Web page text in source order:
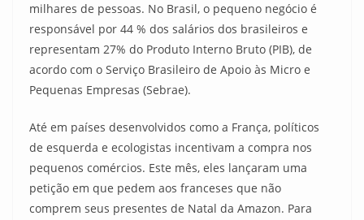
milhares de pessoas. No Brasil, o pequeno negócio é
responsável por 44 % dos salários dos brasileiros e
representam 27% do Produto Interno Bruto (PIB), de
acordo com o Serviço Brasileiro de Apoio às Micro e
Pequenas Empresas (Sebrae).
Até em países desenvolvidos como a França, políticos
de esquerda e ecologistas incentivam a compra nos
pequenos comércios. Este mês, eles lançaram uma
petição em que pedem aos franceses que não
comprem seus presentes de Natal da Amazon. Para